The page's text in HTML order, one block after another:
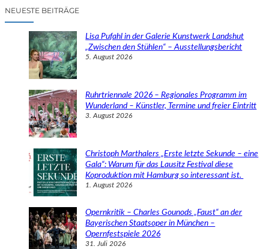
cNEUESTE BEITRÄGE
Lisa Pufahl in der Galerie Kunstwerk Landshut
„Zwischen den Stühlen“ – Ausstellungsbericht
5. August 2026
Ruhrtriennale 2026 – Regionales Programm im
Wunderland – Künstler, Termine und freier Eintritt
3. August 2026
Christoph Marthalers „Erste letzte Sekunde – eine
Gala“: Warum für das Lausitz Festival diese
Koproduktion mit Hamburg so interessant ist.
1. August 2026
Opernkritik – Charles Gounods „Faust“ an der
Bayerischen Staatsoper in München –
Opernfestspiele 2026
31. Juli 2026